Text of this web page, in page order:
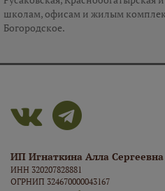
школам, офисам и жилым
Богородское.
ИП Игнаткина Алла Сергеевна
ИНН 320207828881
ОГРНИП 324670000043167